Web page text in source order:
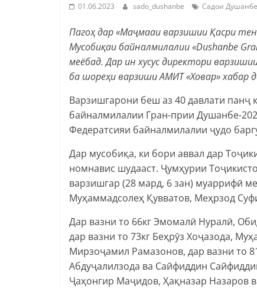
01.06.2023 sado_dushanbe Садои Душанбе
Пагоҳ дар «Маҷмааи варзишии Қасри
Мусобиқаи байналмилалии «Dushanbe
меёбад. Дар ин хусус директори
ба шореҳи варзиши АМИТ «Ховар» хабар
Варзишгарони беш аз 40 давлати
байналмилалии Гран-прии Душанбе-
Федератсияи байналмилалии ҷудо
Дар мусобиқа, ки бори аввал дар
номнавис шудааст. Ҷумҳурии
варзишгар (28 мард, 6 зан) муаррифӣ
Муҳаммадсолеҳ Қувватов, Меҳрзод
Дар вазни то 66кг Эмомалӣ Нуралӣ,
дар вазни то 73кг Беҳрӯз Хоҷазода,
Мирзоҷамил Рамазонов, дар вазни то
Абдуҷалилзода ва Сайфиддин
Ҷаҳонгир Маҷидов, Ҳақназар Назаров